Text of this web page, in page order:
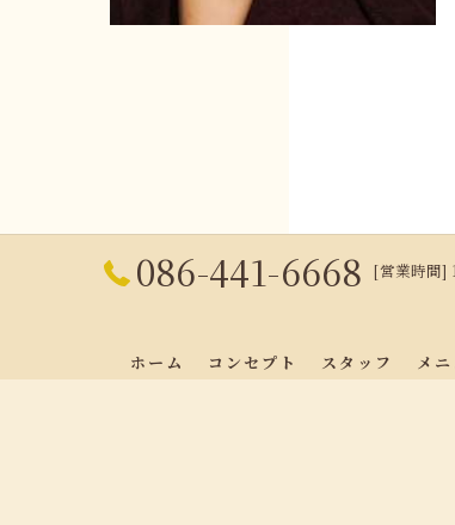
086-441-6668 [営業時間]
ホーム コンセプト スタッフ メ